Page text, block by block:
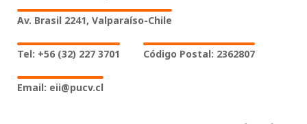
Av. Brasil 2241, Valparaíso-Chile
Tel: +56 (32) 227 3701 Código Postal: 2362807
Email: eii@pucv.cl